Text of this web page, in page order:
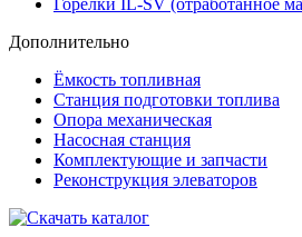
Горелки IL-SV (отработанное
Дополнительно
Ёмкость топливная
Станция подготовки топлива
Опора механическая
Насосная станция
Комплектующие и запчасти
Реконструкция элеваторов